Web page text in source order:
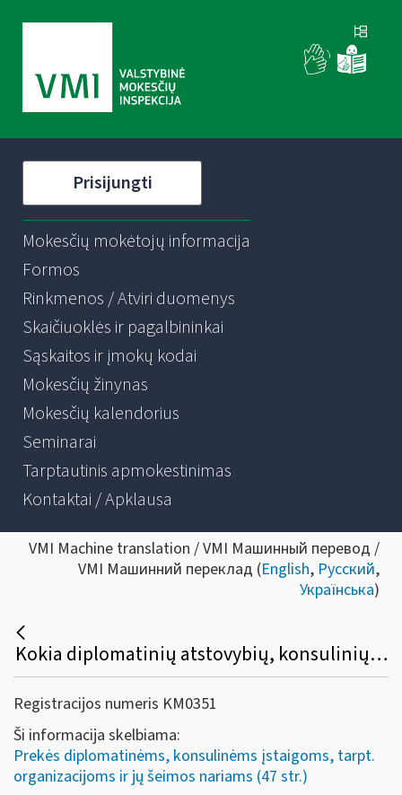
Prisijungti
Mokesčių mokėtojų informacija
Formos
Rinkmenos / Atviri duomenys
Skaičiuoklės ir pagalbininkai
Sąskaitos ir įmokų kodai
Mokesčių žinynas
Mokesčių kalendorius
Seminarai
Tarptautinis apmokestinimas
Kontaktai / Apklausa
VMI Machine translation / VMI Машинный перевод /
VMI Машинний переклад (English, Русский,
Українська)
Kokia diplomatinių atstovybių, konsulinių įstaigų ir tarptautinių organizacijų ar jų atstovybių, taip pat šių atstovybių ir įstaigų narių ir jų šeimų narių kreipimosi dėl sumokėto pirkimo PVM grąžinimo procedūra?
Registracijos numeris KM0351
Ši informacija skelbiama:
Prekės diplomatinėms, konsulinėms įstaigoms, tarpt.
organizacijoms ir jų šeimos nariams (47 str.)